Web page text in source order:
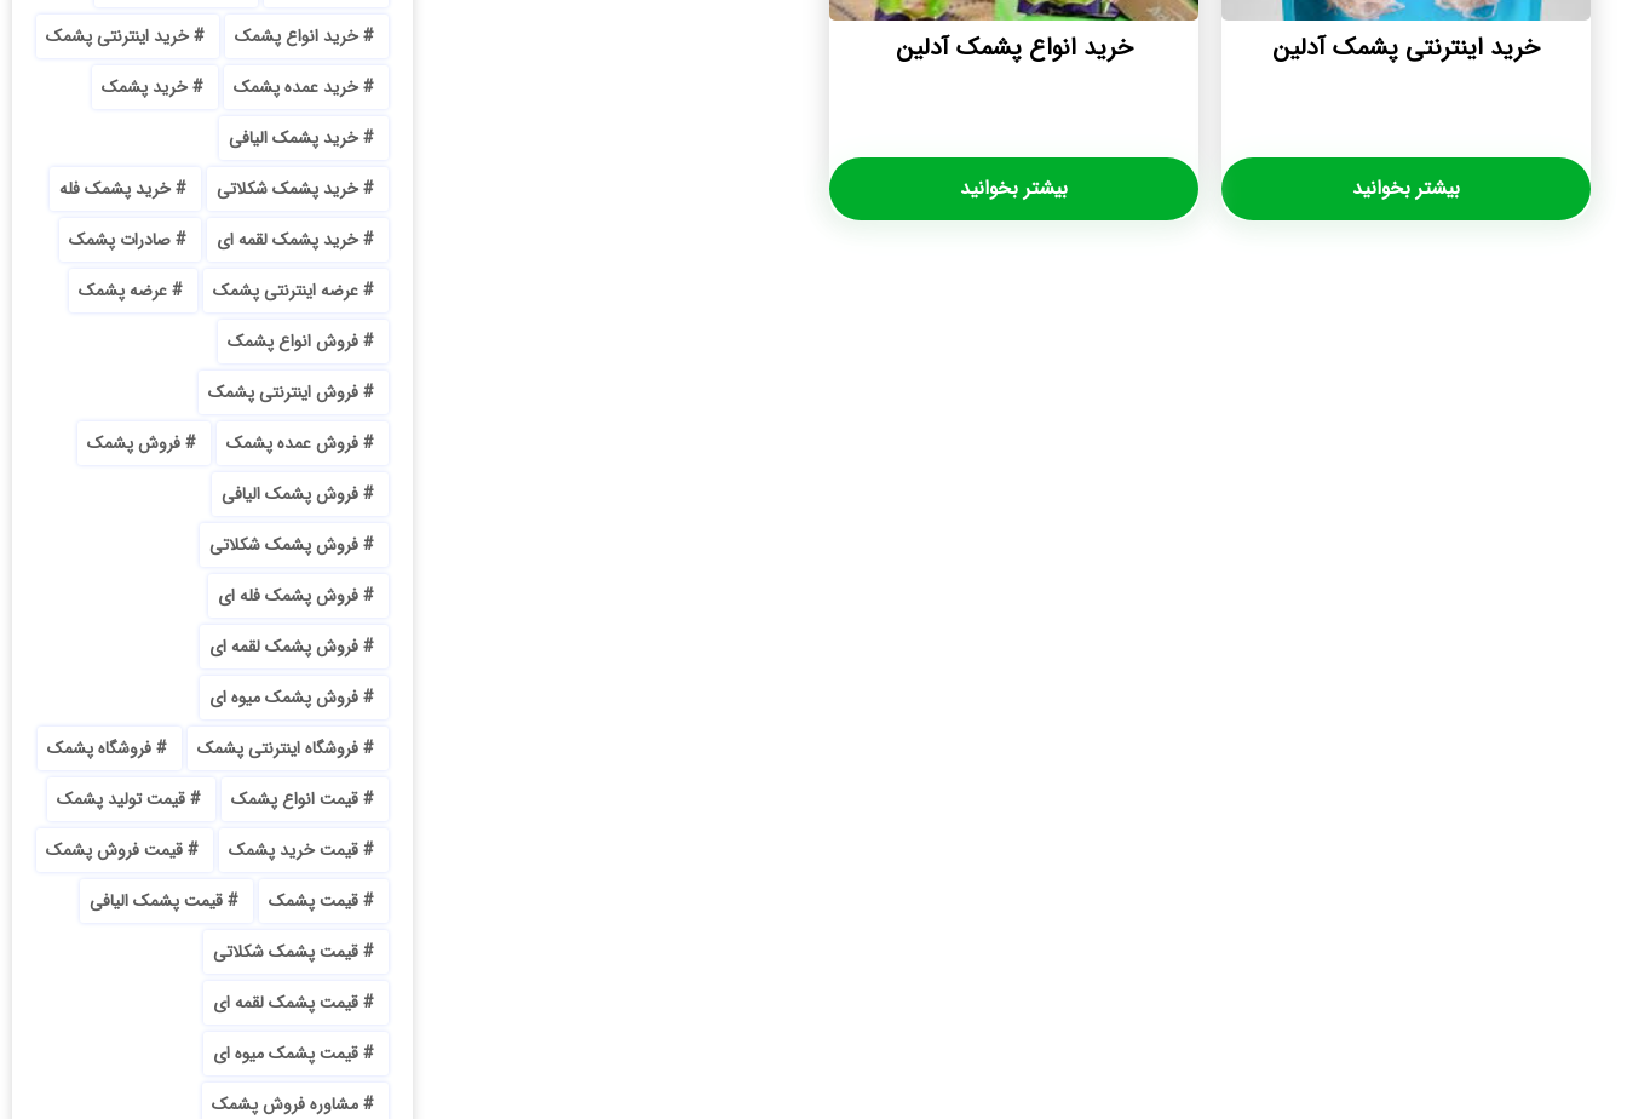
خرید اینترنتی پشمک آدلین
بیشتر بخوانید
خرید انواع پشمک آدلین
بیشتر بخوانید
خرید انواع پشمک
خرید اینترنتی پشمک
خرید عمده پشمک
خرید پشمک
خرید پشمک الیافی
خرید پشمک شکلاتی
خرید پشمک فله
خرید پشمک لقمه ای
صادرات پشمک
عرضه اینترنتی پشمک
عرضه پشمک
فروش انواع پشمک
فروش اینترنتی پشمک
فروش عمده پشمک
فروش پشمک
فروش پشمک الیافی
فروش پشمک شکلاتی
فروش پشمک فله ای
فروش پشمک لقمه ای
فروش پشمک میوه ای
فروشگاه اینترنتی پشمک
فروشگاه پشمک
قیمت انواع پشمک
قیمت تولید پشمک
قیمت خرید پشمک
قیمت فروش پشمک
قیمت پشمک
قیمت پشمک الیافی
قیمت پشمک شکلاتی
قیمت پشمک لقمه ای
قیمت پشمک میوه ای
مشاوره فروش پشمک